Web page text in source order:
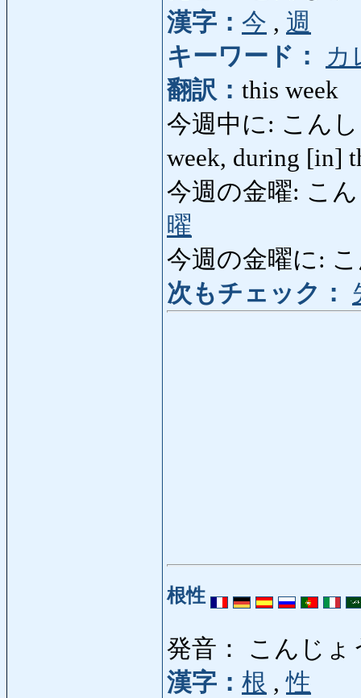
漢字： 今 , 週
キーワード：
カ
翻訳： this week
今週中に: こん
week, during [in]
今週の金曜: こ
曜
今週の金曜に:
次もチェック：
根性
発音： こんじょ
漢字： 根 ,性